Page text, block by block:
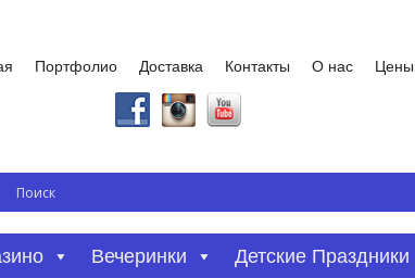
Портфолио Доставка Контакты О нас Цены
Вечеринки Детские Праздники